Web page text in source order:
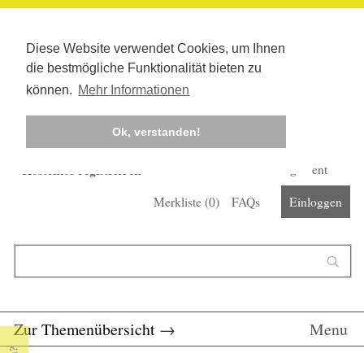
Diese Website verwendet Cookies, um Ihnen
die bestmögliche Funktionalität bieten zu
können. Mehr Informationen
Ok, verstanden!
Kostenlos registrieren
Corona-Management
Merkliste (0) FAQs Einloggen
Zur Themenübersicht → Menu